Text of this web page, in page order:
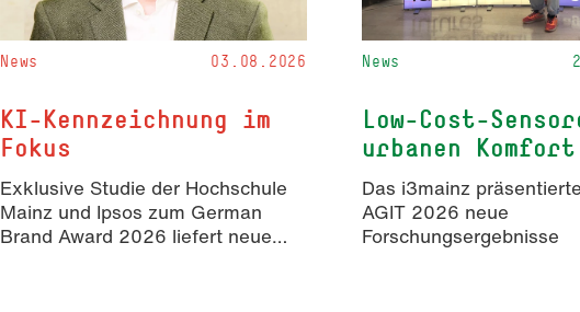
News 03.08.2026
KI-Kennzeichnung im
Fokus
Exklusive Studie der Hochschule
Mainz und Ipsos zum German
Brand Award 2026 liefert neue
News
Low-Cost-
urbanen Komfort
Das i3mainz
AGIT 2026 neue
Forschungsergebnisse